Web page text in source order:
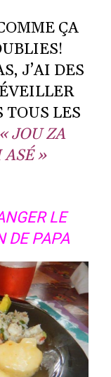
ÇA
J’AI DES
TOUS LES
« JOU ZA
»
LE
DE PAPA